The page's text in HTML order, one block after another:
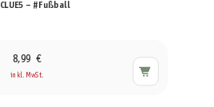
CLUE5 – #Fußball
8,99 €
inkl. MwSt.